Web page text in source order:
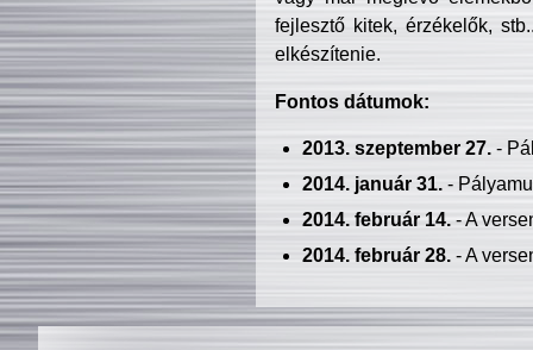
fejlesztő kitek, érzékelők,
elkészítenie.
Fontos dátumok:
2013. szeptember 27.-
2014. január 31.-
2014. február 14.- A
2014. február 28.- A